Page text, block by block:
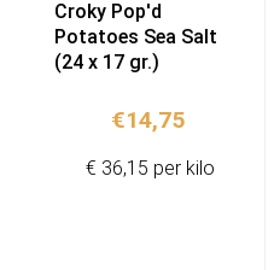
Croky Pop'd
Potatoes Sea Salt
(24 x 17 gr.)
€14,75
€ 36,15 per kilo